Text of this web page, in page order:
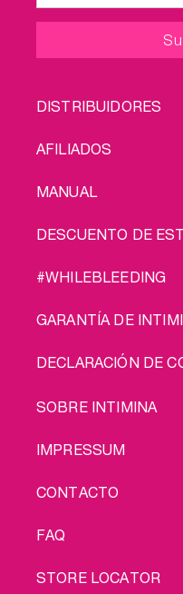
FOOTER
DISTRIBUIDORES
AFILIADOS
MANUAL
DESCUENTO DE
#WHILEBLEEDING
GARANTÍA DE
DECLARACIÓN DE
LEGAL
SOBRE INTIMINA
IMPRESSUM
CONTACTO
FAQ
STORE LOCATOR